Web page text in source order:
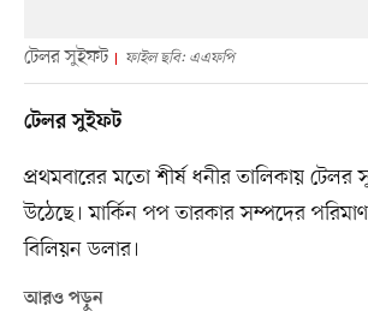
টেলর সুইফট ফাইল ছবি: এএফপি
টেলর সুইফট
প্রথমবারের মতো শীর্ষ ধনীর তালিকায় টেলর
উঠেছে। মার্কিন পপ তারকার সম্পদের
বিলিয়ন ডলার।
আরও পড়ুন